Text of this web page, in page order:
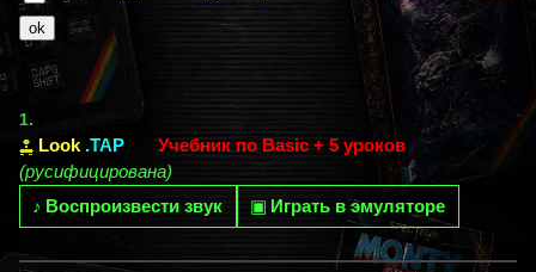
1.
Look .TAP
Учебник по Basic + 5 уроков
(русифицирована)
♪ Воспроизвести звук ▣ Играть в эмуляторе